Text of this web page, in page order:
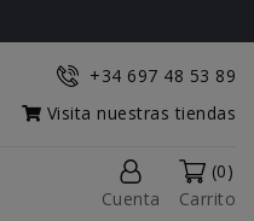
+34 697 48 53 89
Visita nuestras tiendas
Cuenta
(0)
Carrito